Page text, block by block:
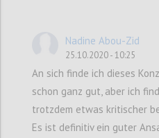
darauf hingewiesen,
Wohlstandsbringer
Nadine Abou-Zid
25.10.2020 - 10:25
An sich finde ich dieses
schon ganz gut, aber ich
trotzdem etwas kritischer
Es ist definitiv ein guter